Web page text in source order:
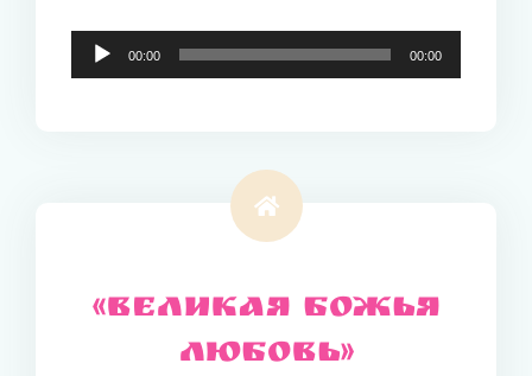
Audio-
Player
00:00 00:00
«Великая Божья
любовь»